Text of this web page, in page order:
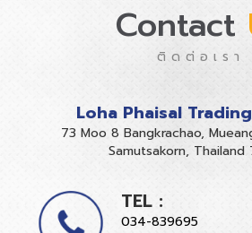
Contact
ติดต่อเรา
Loha Phaisal
73 Moo 8 Bangkrachao,
Samutsakorn,
TEL :
034-839695